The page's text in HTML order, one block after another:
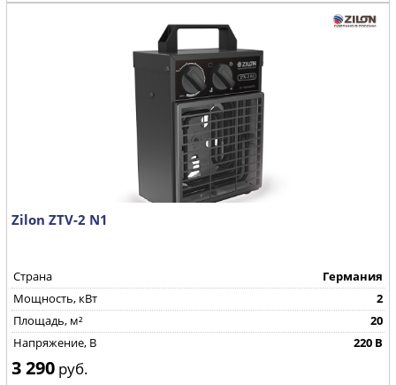
Zilon ZTV-2 N1
Страна
Германия
Мощность, кВт
2
Площадь, м²
20
Напряжение, В
220 В
3 290 руб.